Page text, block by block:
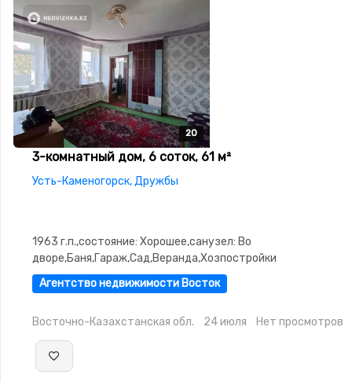
20
20
20
20
20
3-комнатный дом, 6 соток, 61 м²
Усть-Каменогорск, Дружбы
1963 г.п.,состояние: Хорошее,санузел: Во
дворе,Баня,Гараж,Сад,Веранда,Хозпостройки
Агентство недвижимости Восток
Восточно-Казахстанская обл. 24 июля Нет просмотров